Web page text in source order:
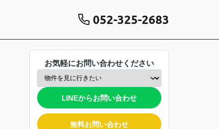
052-325-2683
お気軽にお問い合わせください
LINEからお問い合わせ
無料お問い合わせ